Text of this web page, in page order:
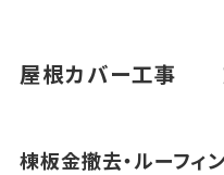
屋根カバー工事
棟板金撤去・ルーフィ